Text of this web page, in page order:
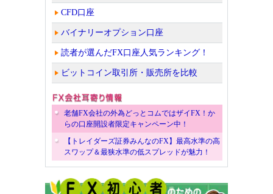
CFD口座
バイナリーオプション口座
読者が選んだFX口座人気ランキング！
ビットコイン取引所・販売所を比較
老舗FX会社の外為どっとコムではザイFX！か
らの口座開設者限定キャンペーン中！
【トレイダーズ証券みんなのFX】最高水準の高
スワップ＆最狭水準の低スプレッドが魅力！